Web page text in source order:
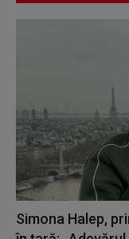
Simona Halep,